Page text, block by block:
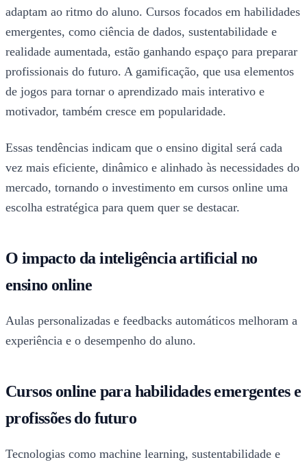
adaptam ao ritmo do aluno. Cursos focados em habilidades
emergentes, como ciência de dados, sustentabilidade e
realidade aumentada, estão ganhando espaço para preparar
profissionais do futuro. A gamificação, que usa elementos
de jogos para tornar o aprendizado mais interativo e
motivador, também cresce em popularidade.
Essas tendências indicam que o ensino digital será cada
vez mais eficiente, dinâmico e alinhado às necessidades do
mercado, tornando o investimento em cursos online uma
escolha estratégica para quem quer se destacar.
O impacto da inteligência artificial no
ensino online
Aulas personalizadas e feedbacks automáticos melhoram a
experiência e o desempenho do aluno.
Cursos online para habilidades emergentes e
profissões do futuro
Tecnologias como machine learning, sustentabilidade e